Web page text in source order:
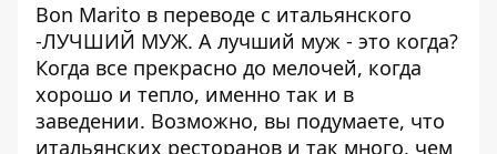
Bon Marito в переводе с итальянского
-ЛУЧШИЙ МУЖ. А лучший муж - это когда?
Когда все прекрасно до мелочей, когда
хорошо и тепло, именно так и в
заведении. Возможно, вы подумаете, что
итальянских ресторанов и так много, чем